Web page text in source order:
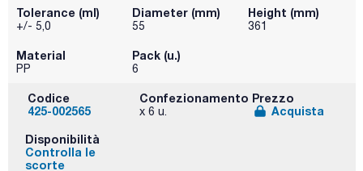
Tolerance (ml)
+/- 5,0
Diameter (mm)
55
Height (mm)
361
Material
PP
Pack (u.)
6
Codice
425-002565
Confezionamento
x 6 u.
Prezzo
Acquista
Disponibilità
Controlla le
scorte